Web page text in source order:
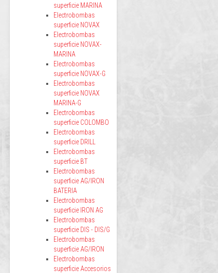
superficie MARINA
Electrobombas
superficie NOVAX
Electrobombas
superficie NOVAX-
MARINA
Electrobombas
superficie NOVAX-G
Electrobombas
superficie NOVAX
MARINA-G
Electrobombas
superficie COLOMBO
Electrobombas
superficie DRILL
Electrobombas
superficie BT
Electrobombas
superficie AG/IRON
BATERIA
Electrobombas
superficie IRON AG
Electrobombas
superficie DIS - DIS/G
Electrobombas
superficie AG/IRON
Electrobombas
superficie Accesorios